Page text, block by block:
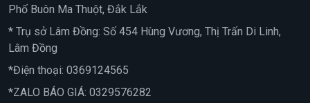
Phố Buôn Ma Thuột, Đắk Lắk
* Trụ sở Lâm Đồng: Số 454 Hùng Vương, Thị Trấn Di Linh,
Lâm Đồng
*Điện thoại: 0369124565
*ZALO BÁO GIÁ: 0329576282